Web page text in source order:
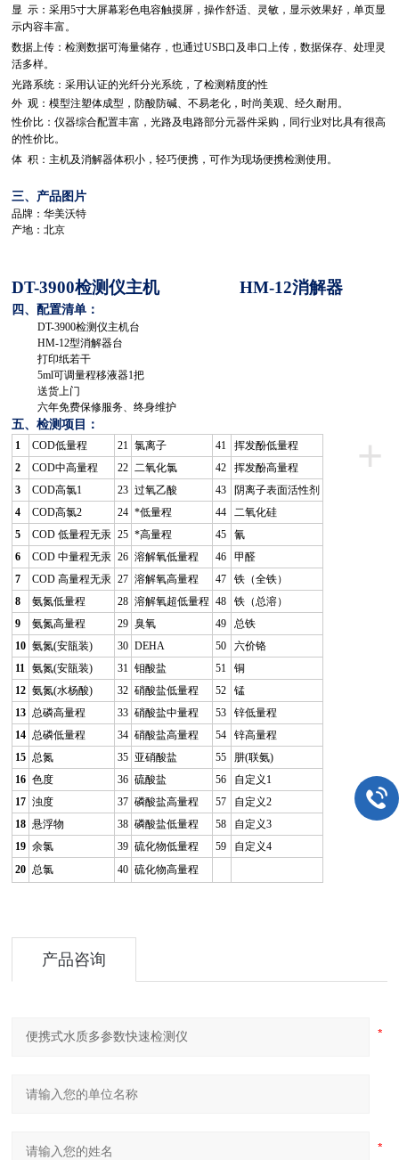
显 示：采用5寸大屏幕彩色电容触摸屏，操作舒适、灵敏，显示效果好，单页显
示内容丰富。
数据上传：检测数据可海量储存，也通过USB口及串口上传，数据保存、处理灵
活多样。
光路系统：采用认证的光纤分光系统，了检测精度的性
外 观：模型注塑体成型，防酸防碱、不易老化，时尚美观、经久耐用。
性价比：仪器综合配置丰富，光路及电路部分元器件采购，同行业对比具有很高
的性价比。
体 积：主机及消解器体积小，轻巧便携，可作为现场便携检测使用。
三、产品图片
品牌：华美沃特
产地：北京
DT-3900检测仪主机 HM-12消解器
四、配置清单：
DT-3900检测仪主机台
HM-12型消解器台
打印纸若干
5ml可调量程移液器1把
送货上门
六年免费保修服务、终身维护
五、检测项目：
+
1 COD低量程 21 氯离子 41
挥发酚低量程
2
COD中高量程 22 二氧化氯 42
挥发酚高量程
3
COD高氯1 23 过氧乙酸 43
阴离子表面活性剂
4
COD高氯2 24 *低量程 44
二氧化硅
5
COD 低量程无汞 25 *高量程 45
氰
6
COD 中量程无汞 26 溶解氧低量程 46
甲醛
7
COD 高量程无汞 27 溶解氧高量程 47
铁（全铁）
8
氨氮低量程 28 溶解氧超低量程 48
铁（总溶）
9
氨氮高量程 29 臭氧 49
总铁
10 氨氮(安瓿装) 30 DEHA 50
六价铬
11
氨氮(安瓿装) 31 钼酸盐 51
铜
12 氨氮(水杨酸) 32 硝酸盐低量程 52
锰
13 总磷高量程 33 硝酸盐中量程 53
锌低量程
14 总磷低量程 34 硝酸盐高量程 54
锌高量程
15 总氮 35 亚硝酸盐 55
肼(联氨)
16 色度 36 硫酸盐 56
自定义1
17 浊度 37 磷酸盐高量程 57
自定义2
18 悬浮物 38 磷酸盐低量程 58
自定义3
19 余氯 39 硫化物低量程 59
自定义4
20 总氯 40 硫化物高量程
产品咨询